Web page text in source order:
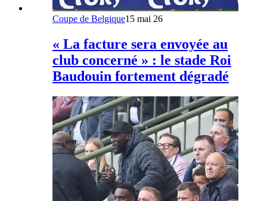
Coupe de Belgique15 mai 26
« La facture sera envoyée au
club concerné » : le stade Roi
Baudouin fortement dégradé